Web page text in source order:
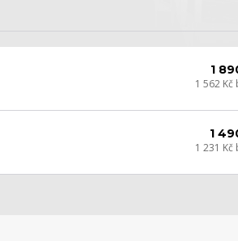
1
1 562 Kč
1
1 231 Kč